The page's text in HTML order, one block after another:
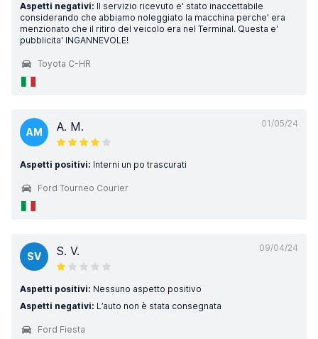
Aspetti negativi: Il servizio ricevuto e' stato inaccettabile
considerando che abbiamo noleggiato la macchina perche' era
menzionato che il ritiro del veicolo era nel Terminal. Questa e'
pubblicita' INGANNEVOLE!
Toyota C-HR
01/05/24
AM A. M.
Aspetti positivi: Interni un po trascurati
Ford Tourneo Courier
09/04/24
SV S. V.
Aspetti positivi: Nessuno aspetto positivo
Aspetti negativi: L’auto non è stata consegnata
Ford Fiesta